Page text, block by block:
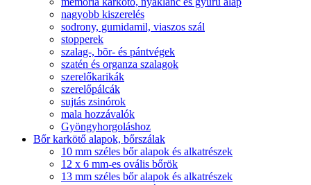
nagyobb kiszerelés
sodrony, gumidamil, viaszos szál
stopperek
szalag-, bõr- és pántvégek
szatén és organza szalagok
szerelőkarikák
szerelőpálcák
sujtás zsinórok
mala hozzávalók
Gyöngyhorgoláshoz
Bőr karkötő alapok, bőrszálak
10 mm széles bőr alapok és alkatrészek
12 x 6 mm-es ovális bőrök
13 mm széles bőr alapok és alkatrészek